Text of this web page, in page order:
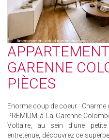
GARENNE
PIÈCES
Enorme coup de coeur :
PREMIUM à La Garenne-
Voltaire, au sein d'une
entretenue, découvrez ce